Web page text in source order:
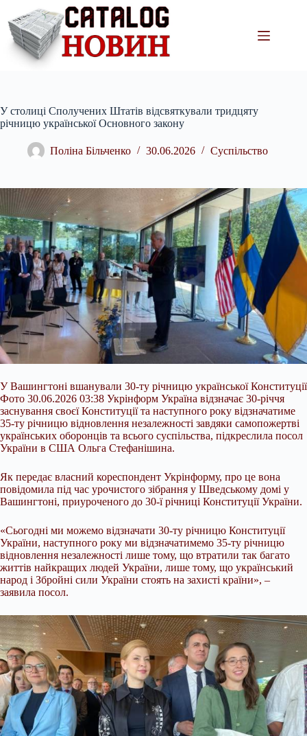
вмісту
У столиці Сполучених Штатів відсвяткували тридцяту
річницю української Основного закону
Поліна Більченко 30.06.2026 Суспільство
У Вашингтоні вшанували 30-ту річницю української Конституції
Фото 30.06.2026 03:38 Укрінформ Україна відзначає 30-річчя
заснування своєї Конституції та наступного року відзначатиме
35-ту річницю відновлення незалежності завдяки самопожертві
українських оборонців та всього суспільства, підкреслила посол
України в США Ольга Стефанішина.
Як передає власний кореспондент Укрінформу, про це вона
повідомила під час урочистого зібрання у Шведському домі у
Вашингтоні, приуроченого до 30-ї річниці Конституції України.
«Сьогодні ми можемо відзначати 30-ту річницю Конституції
України, наступного року ми відзначатимемо 35-ту річницю
відновлення незалежності лише тому, що втратили так багато
життів найкращих людей України, лише тому, що український
народ і Збройні сили України стоять на захисті країни», –
заявила посол.